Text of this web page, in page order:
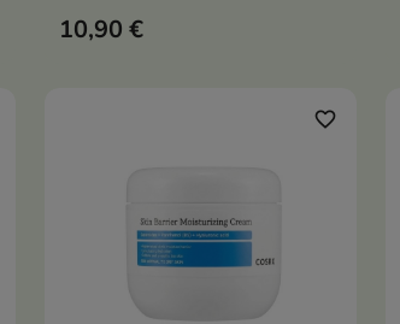
mieszanej, tłustej i skłonnej do
wyglądu i komfortu skóry
10,90 €
favorite_border